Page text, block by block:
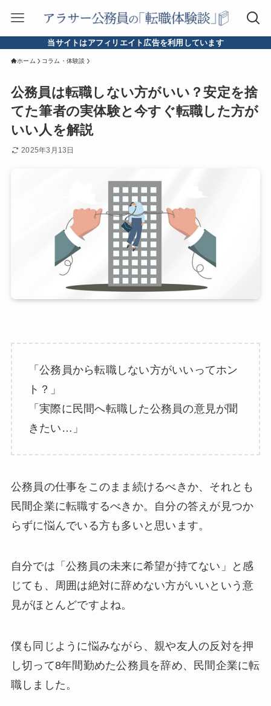
当サイトはアフィリエイト広告を利用しています
ホーム コラム・体験談
公務員は転職しない方がいい？安定を捨
てた筆者の実体験と今すぐ転職した方が
いい人を解説
2025年3月13日
「公務員から転職しない方がいいってホン
ト？」
「実際に民間へ転職した公務員の意見が聞
きたい…」
公務員の仕事をこのまま続けるべきか、それとも
民間企業に転職するべきか。自分の答えが見つか
らずに悩んでいる方も多いと思います。
自分では「公務員の未来に希望が持てない」と感
じても、周囲は絶対に辞めない方がいいという意
見がほとんどですよね。
僕も同じように悩みながら、親や友人の反対を押
し切って8年間勤めた公務員を辞め、民間企業に転
職しました。